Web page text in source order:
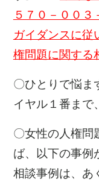
５７０－００
ガイダンスに従
権問題に関する
〇ひとりで悩ま
イヤル１番まで
〇女性の人権問
ば、以下の事例
相談事例は、あ